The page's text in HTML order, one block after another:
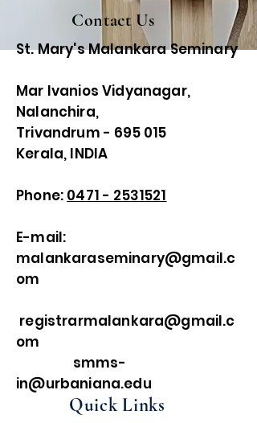
Contact Us
St. Mary's Malankara Seminary
Mar Ivanios Vidyanagar,
Nalanchira,
Trivandrum - 695 015
Kerala, INDIA
Phone: 0471 - 2531521
E-mail:
malankaraseminary@gmail.c
om
registrarmalankara@gmail.c
om
smms-
in@urbaniana.edu
Quick Links